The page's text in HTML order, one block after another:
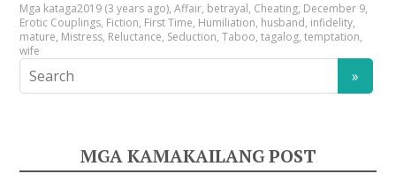
Mga kataga2019 (3 years ago),Affair, betrayal, Cheating, December 9,
Erotic Couplings, Fiction, First Time, Humiliation, husband, infidelity,
mature, Mistress, Reluctance, Seduction,Taboo,tagalog,temptation,
wife
MGA KAMAKAILANG POST